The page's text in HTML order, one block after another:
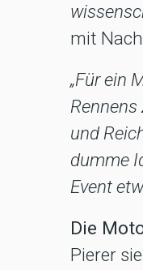
mit
„Für ein
und
dumme
Event
Die
Pierer